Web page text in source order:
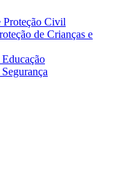
Proteção Civil
de Crianças e